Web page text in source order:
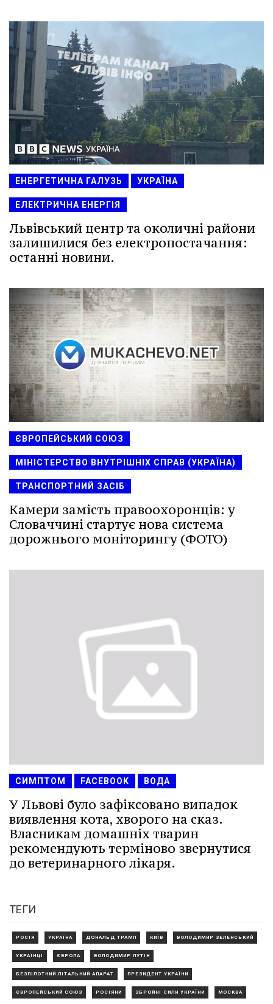
ЕНЕРГЕТИЧНА ГАЛУЗЬ УКРАЇНА
ЕЛЕКТРИЧНА ЕНЕРГІЯ
Львівський центр та околичні райони
залишилися без електропостачання:
останні новини.
ЄВРОПЕЙСЬКИЙ СОЮЗ
МІНІСТЕРСТВО ВНУТРІШНІХ СПРАВ (УКРАЇНА)
ТРАНСПОРТНИЙ ЗАСІБ
Камери замість правоохоронців: у
Словаччині стартує нова система
дорожнього моніторингу (ФОТО)
СИМПТОМ FACEBOOK ВОДА
У Львові було зафіксовано випадок
виявлення кота, хворого на сказ.
Власникам домашніх тварин
рекомендують терміново звернутися
до ветеринарного лікаря.
ТЕГИ
РОСІЯ УКРАЇНА ДОНАЛЬД ТРАМП КИЇВ ВОЛОДИМИР ЗЕЛЕНСЬКИЙ
УКРАЇНЦІ ЄВРОПА ВОЛОДИМИР ПУТІН
БЕЗПІЛОТНИЙ ЛІТАЛЬНИЙ АПАРАТ ПРЕЗИДЕНТ УКРАЇНИ
ЄВРОПЕЙСЬКИЙ СОЮЗ РОСІЯНИ ЗБРОЙНІ СИЛИ УКРАЇНИ МОСКВА